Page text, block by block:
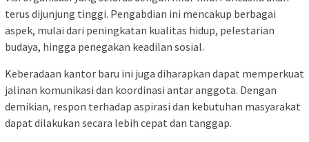
terus dijunjung tinggi. Pengabdian ini mencakup berbagai
aspek, mulai dari peningkatan kualitas hidup, pelestarian
budaya, hingga penegakan keadilan sosial.
Keberadaan kantor baru ini juga diharapkan dapat memperkuat
jalinan komunikasi dan koordinasi antar anggota. Dengan
demikian, respon terhadap aspirasi dan kebutuhan masyarakat
dapat dilakukan secara lebih cepat dan tanggap.